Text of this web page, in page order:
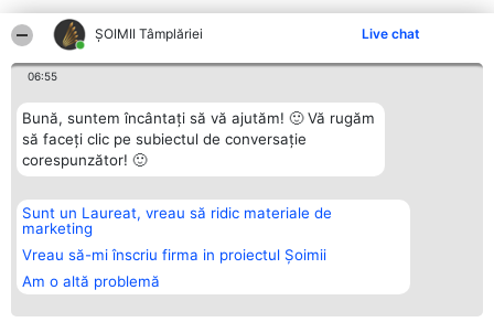
ȘOIMII Tâmplăriei Live chat
06:55
Bună, suntem încântați să vă ajutăm! 🙂 Vă rugăm
să faceți clic pe subiectul de conversație
corespunzător! 🙂
Sunt un Laureat, vreau să ridic materiale de
marketing
Vreau să-mi înscriu firma in proiectul Șoimii
Am o altă problemă
Organizator Ranking
BRIGHT SOLUTIONS BR SRL
Aleea Timisul De Sus 2 Bl. A30
Sc. A Et. 4 Ap. 13 Cod 061952
București
CUI 36737675
Plebiscyt
Lista Tuturor
Laureaților
Statut
Contact